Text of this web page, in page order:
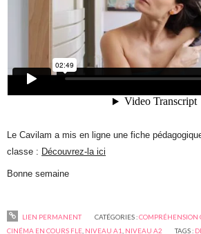
Le Cavilam a mis en ligne une fiche
classe : Découvrez-la ici
Bonne semaine
LIEN PERMANENT CATÉGORIES :COMPRÉHENSION
CINÉMA EN COURS FLE NIVEAU A1 NIVEAU A2 TAGS :